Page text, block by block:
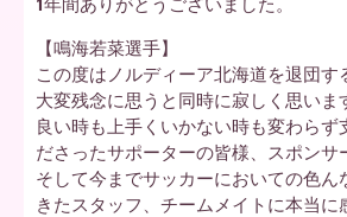
北
海
1年間ありがとうございました。
【鳴海若菜選手】
この度はノルディーア北海道を退団す
大変残念に思うと同時に寂しく思いま
良い時も上手くいかない時も変わらず
ださったサポーターの皆様、スポンサ
そして今までサッカーにおいての色ん
きたスタッフ、チームメイトに本当に